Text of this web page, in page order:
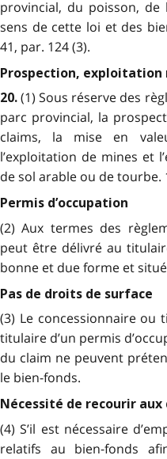
provincial, du poisson,
sens de cette loi et des
41, par. 124 (3).
Prospection, exploitation
20.(1) Sous réserve des
parc provincial, la
claims, la mise en
l’exploitation de mines et
de sol arable ou de tourbe.
Permis d’occupation
(2) Aux termes des
peut être délivré au
bonne et due forme et
Pas de droits de surface
(3) Le concessionnaire ou
titulaire d’un permis
du claim ne peuvent
le bien-fonds.
Nécessité de recourir
(4) S’il est nécessaire
relatifs au bien-fonds